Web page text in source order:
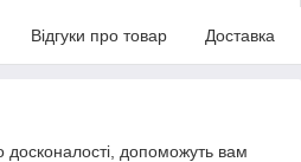
Відгуки про товар Доставка
допоможуть вам